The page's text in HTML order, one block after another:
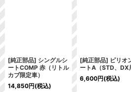
[純正部品] シングルシ
ートCOMP 赤（リトル
カブ限定車）
14,850円(税込)
[純正部品] ピリオ
ートA（STD、DX
6,600円(税込)